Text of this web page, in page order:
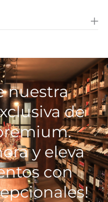
nuestra
de
y eleva
con